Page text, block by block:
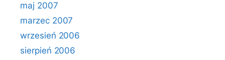
maj 2007
marzec 2007
wrzesień 2006
sierpień 2006